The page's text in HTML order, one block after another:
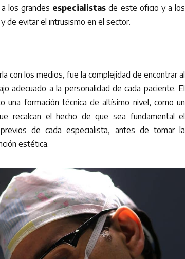
los grandes especialistas de este oficio y a los
de evitar el intrusismo en el sector.
con los medios, fue la complejidad de encontrar al
adecuado a la personalidad de cada paciente. El
una formación técnica de altísimo nivel, como un
recalcan el hecho de que sea fundamental el
de cada especialista, antes de tomar la
estética.